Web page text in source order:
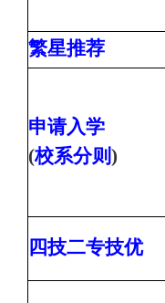
繁星推荐
申请入学
(校系分则)
四技二专技优